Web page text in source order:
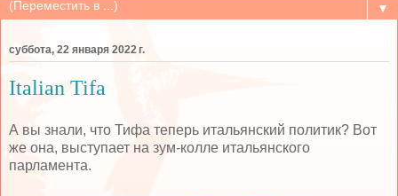
▼
суббота, 22 января 2022 г.
Italian Tifa
А вы знали, что Тифа теперь итальянский политик? Вот
же она, выступает на зум-колле итальянского
парламента.